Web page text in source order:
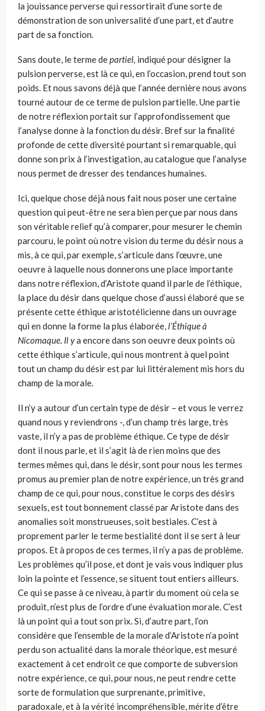
la jouissance perverse qui ressortirait d’une sorte de
démonstration de son universalité d’une part, et d’autre
part de sa fonction.
Sans doute, le terme departiel, indiqué pour désigner la
pulsion per­verse, est là ce qui, en l’occasion, prend tout son
poids. Et nous savons déjà que l’année dernière nous avons
tourné autour de ce terme de pulsion partielle. Une partie
de notre réflexion portait sur l’approfondissement que
l’analyse donne à la fonction du désir. Bref sur la finalité
profonde de cette diversité pourtant si remarquable, qui
donne son prix à l’investiga­tion, au catalogue que l’analyse
nous permet de dresser des tendances humaines.
Ici, quelque chose déjà nous fait nous poser une certaine
question qui peut-être ne sera bien perçue par nous dans
son véritable relief qu’à com­parer, pour mesurer le chemin
parcouru, le point où notre vision du terme du désir nous a
mis, à ce qui, par exemple, s’articule dans l’œuvre, une
oeuvre à laquelle nous donnerons une place importante
dans notre réflexion, d’Aristote quand il parle de l’éthique,
la place du désir dans quelque chose d’aussi élaboré que se
présente cette éthique aristotéli­cienne dans un ouvrage
qui en donne la forme la plus élaborée,l’Éthique à
Nicomaque. Il ya encore dans son oeuvre deux points où
cette éthique s’articule, qui nous montrent à quel point
tout un champ du désir est par lui littéralement mis hors du
champ de la morale.
Il n’y a autour d’un certain type de désir – et vous le verrez
quand nous y reviendrons -, d’un champ très large, très
vaste, il n’y a pas de pro­blème éthique. Ce type de désir
dont il nous parle, et il s’agit là de rien moins que des
termes mêmes qui, dans le désir, sont pour nous les termes
promus au premier plan de notre expérience, un très grand
champ de ce qui, pour nous, constitue le corps des désirs
sexuels, est tout bonnement classé par Aristote dans des
anomalies soit monstrueuses, soit bestiales. C’est à
proprement parler le terme bestialité dont il se sert à leur
propos. Et à propos de ces termes, il n’y a pas de problème.
Les problèmes qu’il pose, et dont je vais vous indiquer plus
loin la pointe et l’essence, se situent tout entiers ailleurs.
Ce qui se passe à ce niveau, à partir du moment où cela se
produit, n’est plus de l’ordre d’une évaluation morale. C’est
là un point qui a tout son prix. Si, d’autre part, l’on
considère que l’ensemble de la morale d’Aristote n’a point
perdu son actualité dans la morale théo­rique, est mesuré
exactement à cet endroit ce que comporte de subversion
notre expérience, ce qui, pour nous, ne peut rendre cette
sorte de formu­lation que surprenante, primitive,
paradoxale, et à la vérité incompré­hensible, mérite d’être